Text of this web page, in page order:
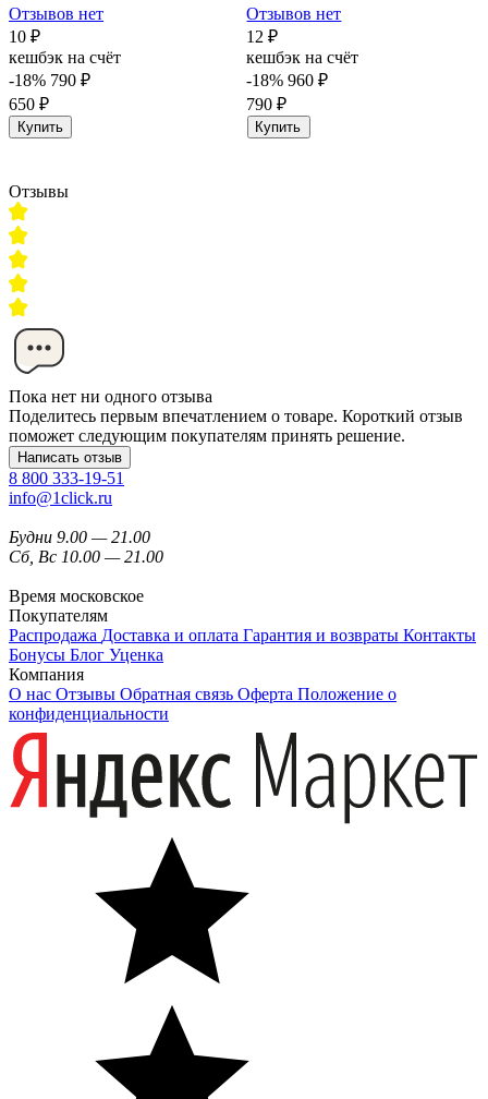
Отзывов нет
10 ₽
кешбэк на счёт
-18% 790 ₽
650 ₽
Купить
Отзывов нет
12 ₽
кешбэк на счёт
-18% 960 ₽
790 ₽
Купить
Отзывы
Пока нет ни одного отзыва
Поделитесь первым впечатлением о товаре. Короткий отзыв
поможет следующим покупателям принять решение.
Написать отзыв
8 800 333-19-51
info@1click.ru
Будни 9.00 — 21.00
Сб, Вс 10.00 — 21.00
Время московское
Покупателям
Распродажа Доставка и оплата Гарантия и возвраты Контакты
Бонусы Блог Уценка
Компания
О нас Отзывы Обратная связь Оферта Положение о
конфиденциальности